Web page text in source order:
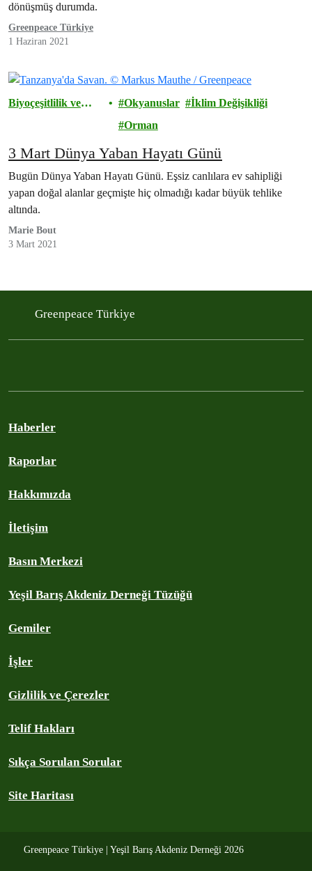
dönüşmüş durumda.
Greenpeace Türkiye
1 Haziran 2021
Biyoçeşitlilik ve
Okyanuslar
İklim Değişikliği
Orman
3 Mart Dünya Yaban Hayatı Günü
Bugün Dünya Yaban Hayatı Günü. Eşsiz canlılara ev sahipliği
yapan doğal alanlar geçmişte hiç olmadığı kadar büyük tehlike
altında.
Marie Bout
3 Mart 2021
Greenpeace Türkiye
Haberler
Raporlar
Hakkımızda
İletişim
Basın Merkezi
Yeşil Barış Akdeniz Derneği Tüzüğü
Gemiler
İşler
Gizlilik ve Çerezler
Telif Hakları
Sıkça Sorulan Sorular
Site Haritası
Greenpeace Türkiye | Yeşil Barış Akdeniz Derneği 2026